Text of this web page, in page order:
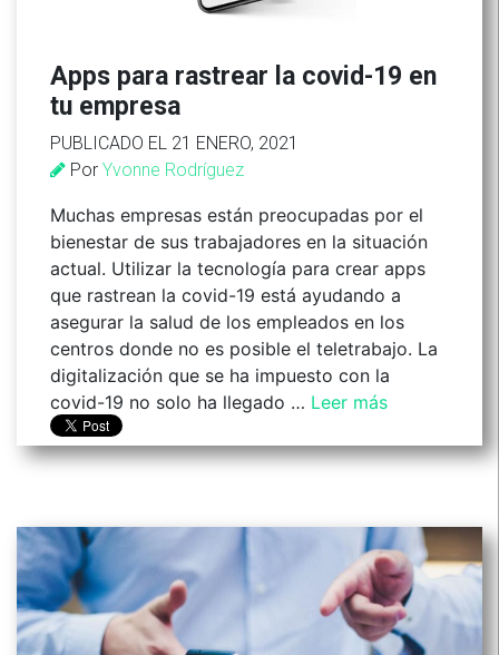
Apps para rastrear la covid-19 en
tu empresa
PUBLICADO EL 21 ENERO, 2021
Por Yvonne Rodríguez
Muchas empresas están preocupadas por el
bienestar de sus trabajadores en la situación
actual. Utilizar la tecnología para crear apps
que rastrean la covid-19 está ayudando a
asegurar la salud de los empleados en los
centros donde no es posible el teletrabajo. La
digitalización que se ha impuesto con la
covid-19 no solo ha llegado … Leer más